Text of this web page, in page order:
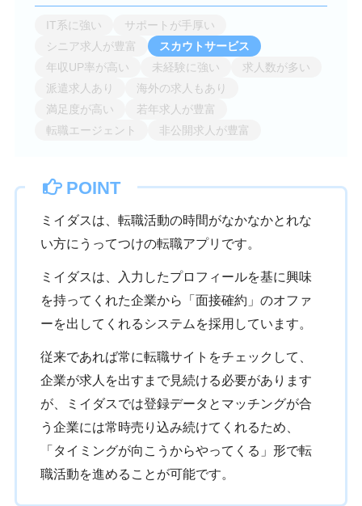
IT系に強い
サポートが手厚い
シニア求人が豊富
スカウトサービス
年収UP率が高い
未経験に強い
求人数が多い
派遣求人あり
海外の求人もあり
満足度が高い
若年求人が豊富
転職エージェント
非公開求人が豊富
POINT
ミイダスは、転職活動の時間がなかなかとれな
い方にうってつけの転職アプリです。
ミイダスは、入力したプロフィールを基に興味
を持ってくれた企業から「面接確約」のオファ
ーを出してくれるシステムを採用しています。
従来であれば常に転職サイトをチェックして、
企業が求人を出すまで見続ける必要があります
が、ミイダスでは登録データとマッチングが合
う企業には常時売り込み続けてくれるため、
「タイミングが向こうからやってくる」形で転
職活動を進めることが可能です。